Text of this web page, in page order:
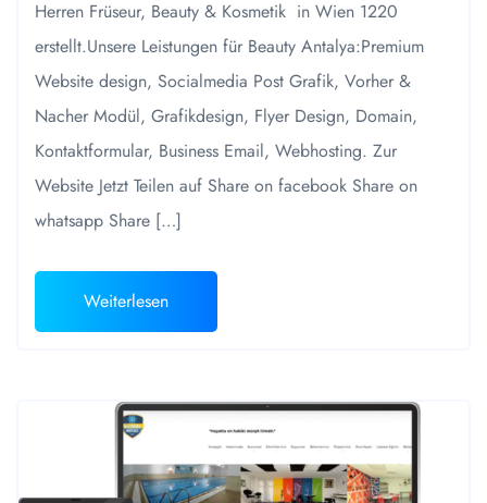
Herren Früseur, Beauty & Kosmetik in Wien 1220
erstellt.Unsere Leistungen für Beauty Antalya:Premium
Website design, Socialmedia Post Grafik, Vorher &
Nacher Modül, Grafikdesign, Flyer Design, Domain,
Kontaktformular, Business Email, Webhosting. Zur
Website Jetzt Teilen auf Share on facebook Share on
whatsapp Share […]
Weiterlesen